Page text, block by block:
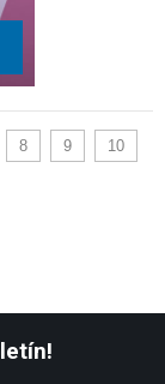
8 9
10